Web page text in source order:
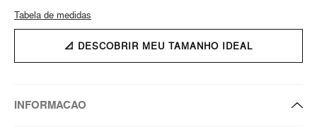
Tabela de medidas
📐 DESCOBRIR MEU TAMANHO IDEAL
INFORMACAO